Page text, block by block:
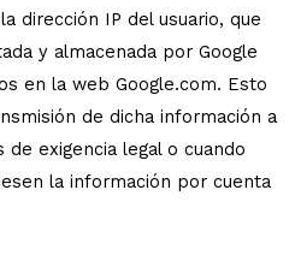
dirección IP del usuario, que
y almacenada por Google
en la web Google.com. Esto
de dicha información a
exigencia legal o cuando
la información por cuenta